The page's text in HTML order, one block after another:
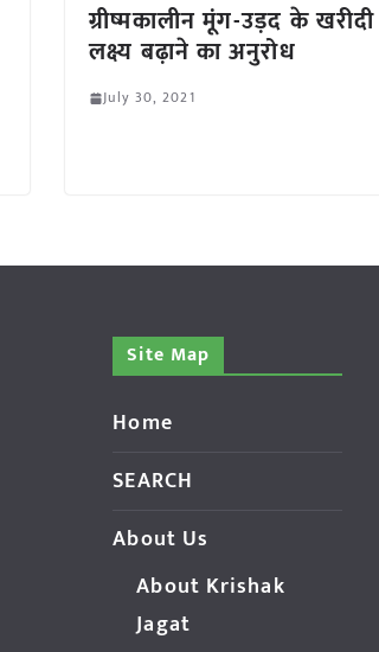
ग्रीष्मकालीन मूंग-उड़द के खरीदी
लक्ष्य बढ़ाने का अनुरोध
July 30, 2021
Site Map
Home
SEARCH
About Us
About Krishak
Jagat